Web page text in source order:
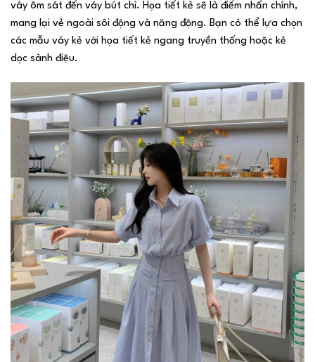
váy ôm sát đến váy bút chì. Họa tiết kẻ sẽ là điểm nhấn chính,
mang lại vẻ ngoài sôi động và năng động. Bạn có thể lựa chọn
các mẫu váy kẻ với họa tiết kẻ ngang truyền thống hoặc kẻ
dọc sành điệu.